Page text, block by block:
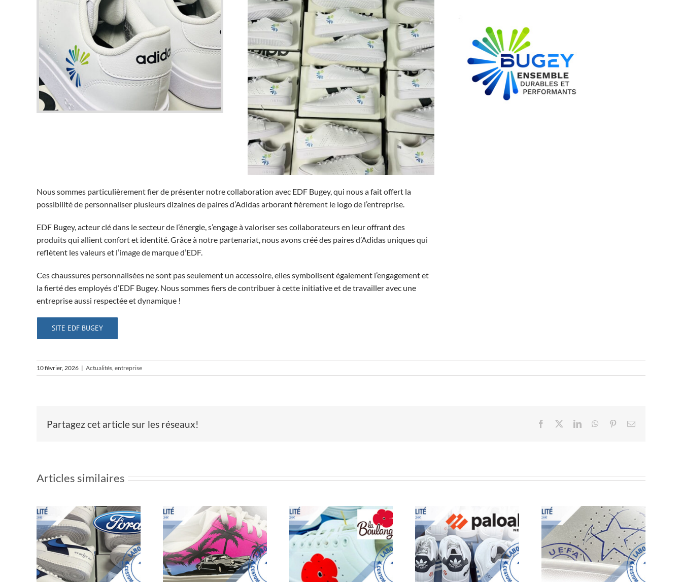
Nous sommes particulièrement fier de présenter notre collaboration avec EDF Bugey, qui nous a fait offert la
possibilité de personnaliser plusieurs dizaines de paires d’Adidas arborant fièrement le logo de l’entreprise.
EDF Bugey, acteur clé dans le secteur de l’énergie, s’engage à valoriser ses collaborateurs en leur offrant des
produits qui allient confort et identité. Grâce à notre partenariat, nous avons créé des paires d’Adidas uniques qui
reflètent les valeurs et l’image de marque d’EDF.
Ces chaussures personnalisées ne sont pas seulement un accessoire, elles symbolisent également l’engagement et
la fierté des employés d’EDF Bugey. Nous sommes fiers de contribuer à cette initiative et de travailler avec une
entreprise aussi respectée et dynamique !
SITE EDF BUGEY
10 février, 2026 | Actualités, entreprise
Partagez cet article sur les réseaux! Facebook LinkedInWhatsApp
PinterestEmail
Articles similaires
Basket
personnalisée
Porsche
LABO SNEAKER
chausse LA
BOULANGERE
partenaire
entreprise Paloalto
Labo Sneaker
partenaire UEFA
Collaboration avec
FORD